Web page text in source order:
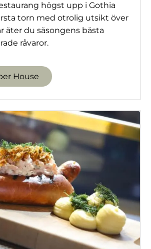
högst upp i Gothia
torn med otrolig utsikt över
äter du säsongens bästa
råvaror.
House